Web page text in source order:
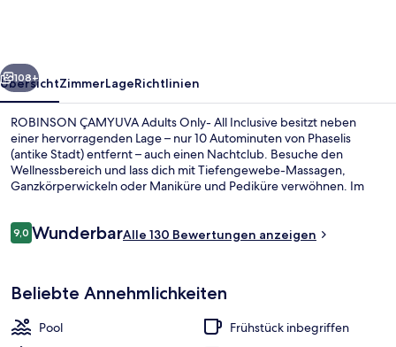
Weiter
108+
ÜbersichtZimmerLageRichtlinien
ROBINSON ÇAMYUVA Adults Only- All Inclusive besitzt neben
einer hervorragenden Lage – nur 10 Autominuten von Phaselis
(antike Stadt) entfernt – auch einen Nachtclub. Besuche den
Wellnessbereich und lass dich mit Tiefengewebe-Massagen,
Ganzkörperwickeln oder Maniküre und Pediküre verwöhnen. Im
bietet als weitere Highlights eine Poolbar, einen Fitnessbereich
Bewertungen
9,09,0 von 10.
WunderbarAlle 130 Bewertungen anzeigen
Beliebte Annehmlichkeiten
Pool
Frühstück inbegriffen